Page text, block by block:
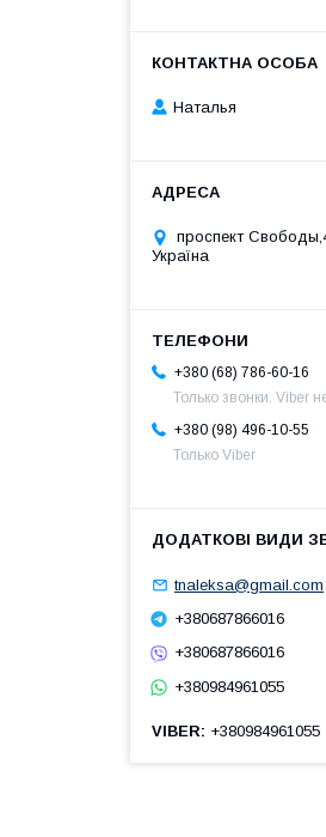
Наталья
проспект
Україна
+380 (68) 786-60-16
Только звонки. Viber
+380 (98) 496-10-55
Только Viber
tnaleksa@gmail.com
+380687866016
+380687866016
+380984961055
VIBER +380984961055